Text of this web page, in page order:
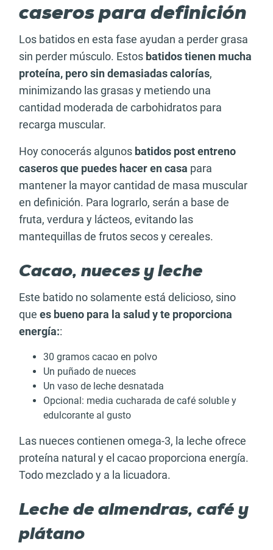
caseros para definición
Los batidos en esta fase ayudan a perder grasa
sin perder músculo. Estos batidos tienen mucha
proteína, pero sin demasiadas calorías,
minimizando las grasas y metiendo una
cantidad moderada de carbohidratos para
recarga muscular.
Hoy conocerás algunos batidos post entreno
caseros que puedes hacer en casa para
mantener la mayor cantidad de masa muscular
en definición. Para lograrlo, serán a base de
fruta, verdura y lácteos, evitando las
mantequillas de frutos secos y cereales.
Cacao, nueces y leche
Este batido no solamente está delicioso, sino
que es bueno para la salud y te proporciona
energía::
30 gramos cacao en polvo
Un puñado de nueces
Un vaso de leche desnatada
Opcional: media cucharada de café soluble y
edulcorante al gusto
Las nueces contienen omega-3, la leche ofrece
proteína natural y el cacao proporciona energía.
Todo mezclado y a la licuadora.
Leche de almendras, café y
plátano